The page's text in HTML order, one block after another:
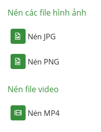
Nén các file hình ảnh
Nén JPG
Nén PNG
Nén file video
Nén MP4